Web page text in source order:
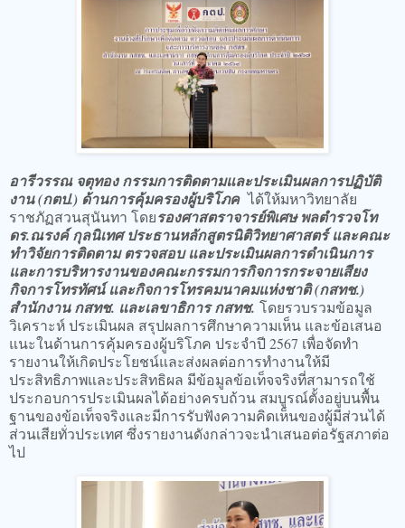
อารีวรรณ จตุทอง กรรมการติดตามและประเมินผลการปฏิบัติ
งาน (กตป.) ด้านการคุ้มครองผู้บริโภคได้ให้มหาวิทยาลัย
ราชภัฏสวนสุนันทา โดยรองศาสตราจารย์พิเศษ พลตำรวจโท
ดร.ณรงค์ กุลนิเทศ ประธานหลักสูตรนิติวิทยาศาสตร์ และคณะ
ทำวิจัยการติดตาม ตรวจสอบ และประเมินผลการดำเนินการ
และการบริหารงานของคณะกรรมการกิจการกระจายเสียง
กิจการโทรทัศน์ และกิจการโทรคมนาคมแห่งชาติ (กสทช.)
สำนักงาน กสทช. และเลขาธิการ กสทช. โดยรวบรวมข้อมูล
วิเคราะห์ ประเมินผล สรุปผลการศึกษาความเห็น และข้อเสนอ
แนะในด้านการคุ้มครองผู้บริโภค ประจำปี 2567 เพื่อจัดทำ
รายงานให้เกิดประโยชน์และส่งผลต่อการทำงานให้มี
ประสิทธิภาพและประสิทธิผล มีข้อมูลข้อเท็จจริงที่สามารถใช้
ประกอบการประเมินผลได้อย่างครบถ้วน สมบูรณ์ตั้งอยู่บนพื้น
ฐานของข้อเท็จจริงและมีการรับฟังความคิดเห็นของผู้มีส่วนได้
ส่วนเสียทั่วประเทศ ซึ่งรายงานดังกล่าวจะนำเสนอต่อรัฐสภาต่อ
ไป